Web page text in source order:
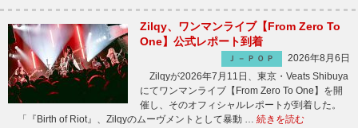
Zilqy、ワンマンライブ【From Zero To
One】公式レポート到着
Ｊ－ＰＯＰ
2026年8月6日
Zilqyが2026年7月11日、東京・Veats Shibuya
にてワンマンライブ【From Zero To One】を開
催し、そのオフィシャルレポートが到着した。
「『Birth of Riot』、Zilqyのムーヴメントとして暴動 … 続きを読む